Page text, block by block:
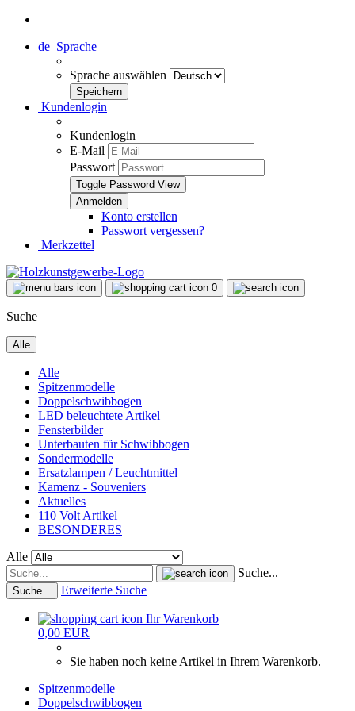
de Sprache
Sprache auswählen
Kundenlogin
Kundenlogin
E-Mail
Passwort
Toggle Password View
Konto erstellen
Passwort vergessen?
Merkzettel
0
Suche
Alle
Alle
Spitzenmodelle
Doppelschwibbogen
LED beleuchtete Artikel
Fensterbilder
Unterbauten für Schwibbogen
Sondermodelle
Ersatzlampen / Leuchtmittel
Kamenz - Souveniers
Aktuelles
110 Volt Artikel
BESONDERES
Alle
Suche...
Suche... Erweiterte Suche
Ihr Warenkorb
0,00 EUR
Sie haben noch keine Artikel in Ihrem Warenkorb.
Spitzenmodelle
Doppelschwibbogen